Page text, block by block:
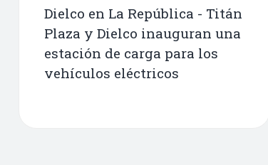
Dielco en La República - Titán
Plaza y Dielco inauguran una
estación de carga para los
vehículos eléctricos